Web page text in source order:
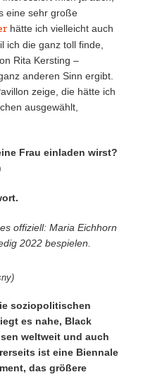
eine sehr große
hätte ich vielleicht auch
ich die ganz toll finde,
Rita Kersting –
anderen Sinn ergibt.
zeige, die hätte ich
ausgewählt,
Frau einladen wirst?
offiziell: Maria Eichhorn
2022 bespielen.
soziopolitischen
es nahe, Black
weltweit und auch
ist eine Biennale
das größere